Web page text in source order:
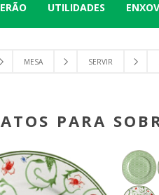
UTILIDADES
MESA SERVIR
PARA